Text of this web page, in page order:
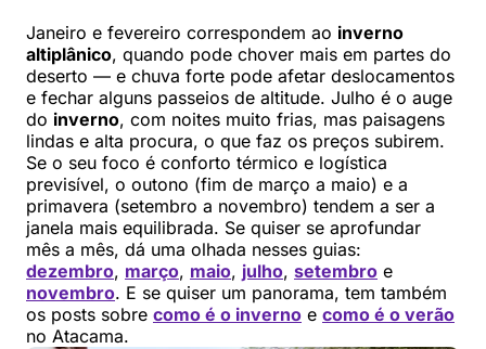
Janeiro e fevereiro correspondem ao inverno
altiplânico, quando pode chover mais em partes do
deserto — e chuva forte pode afetar deslocamentos
e fechar alguns passeios de altitude. Julho é o auge
do inverno, com noites muito frias, mas paisagens
lindas e alta procura, o que faz os preços subirem.
Se o seu foco é conforto térmico e logística
previsível, o outono (fim de março a maio) e a
primavera (setembro a novembro) tendem a ser a
janela mais equilibrada. Se quiser se aprofundar
mês a mês, dá uma olhada nesses guias:
dezembro, março, maio, julho, setembro e
novembro. E se quiser um panorama, tem também
os posts sobre como é o inverno e como é o verão
no Atacama.